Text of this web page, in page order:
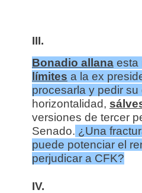
III.
Bonadio allanaesta
límites a la ex
procesarla y pedir su
horizontalidad,
versiones de tercer
Senado. ¿Una
puede potenciar el
perjudicar a CFK?
IV.